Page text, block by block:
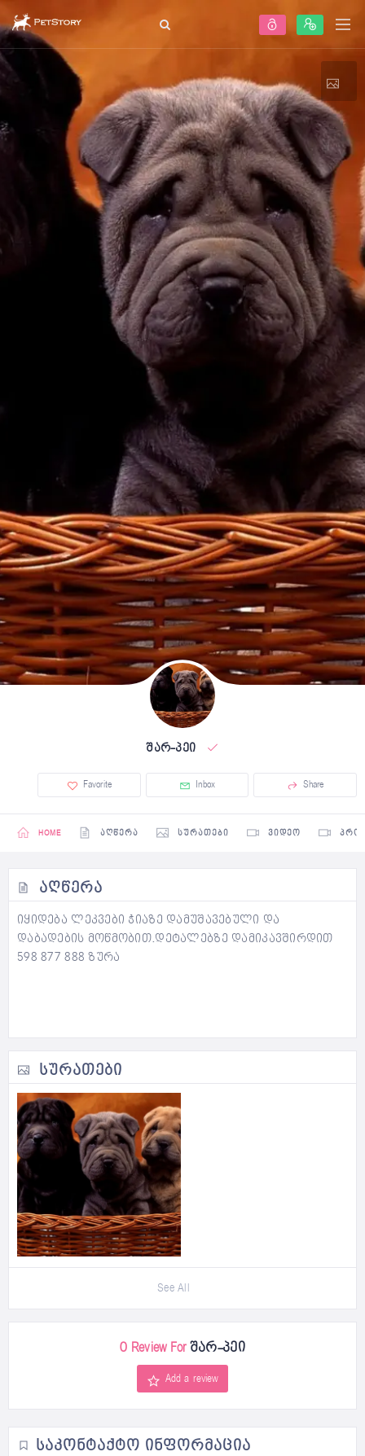
შარ-პეი
Favorite Inbox Share
HOME ᲐᲦᲬᲔᲠᲐ ᲡᲣᲠᲐᲗᲔᲑᲘ ᲕᲘᲓᲔᲝ
ᲐᲦᲬᲔᲠᲐ
იყიდება ლეკვები ჭიაზე დამუშავებული და
დაბადების მოწმობით.დეტალებზე დამიკავშირდით
598 877 888 ზურა
ᲡᲣᲠᲐᲗᲔᲑᲘ
See All
0 Review Forშარ-პეი
Add a review
ᲡᲐᲙᲝᲜᲢᲐᲥᲢᲝ ᲘᲜᲤᲝᲠᲛᲐᲪᲘᲐ